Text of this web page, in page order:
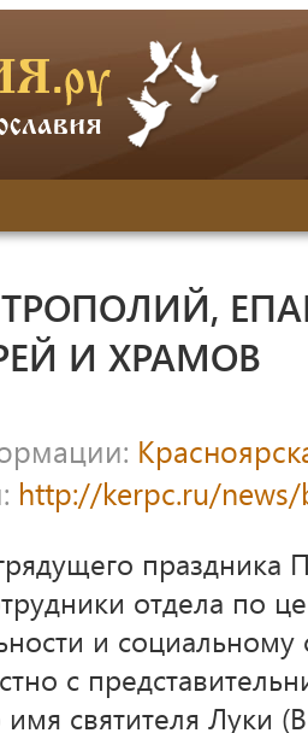
И ХРАМОВ
http://kerpc.ru/
праздника
отдела по
и
с
святителя Луки